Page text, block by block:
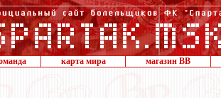
карта мира магазин ВВ